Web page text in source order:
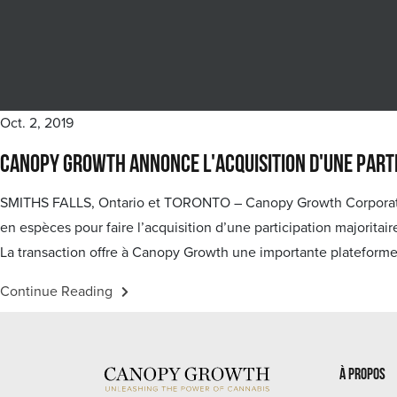
Oct. 2, 2019
Canopy Growth annonce l'acquisition d'une
SMITHS FALLS, Ontario et TORONTO – Canopy Growth
en espèces pour faire l’acquisition d’une participation
La transaction offre à Canopy Growth une importante
Continue Reading
À propos